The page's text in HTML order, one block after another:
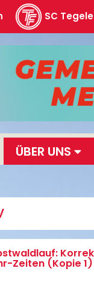
SC
ÜBER UNS
Zeiten (Kopie 1)